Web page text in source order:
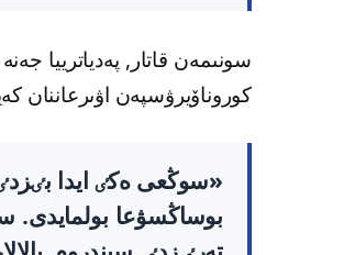
سونىمەن قاتار, پەدياترييا
كوروناۆيرۋسپەن اۋىرعاننان
«سوڭعى ەكٸ ايدا